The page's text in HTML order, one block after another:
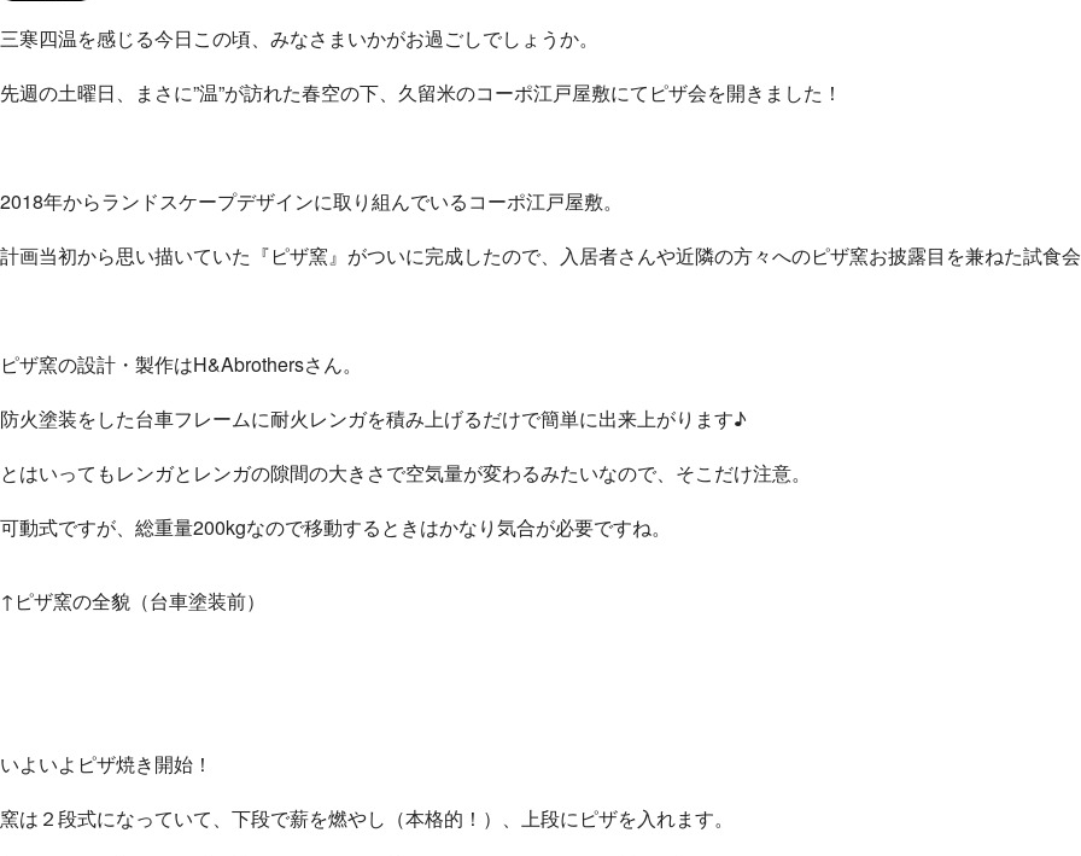
三寒四温を感じる今日この頃、みなさまいかがお過ごしでしょうか。
先週の土曜日、まさに”温”が訪れた春空の下、久留米のコーポ江戸屋敷にてピザ会を開きました！
2018年からランドスケープデザインに取り組んでいるコーポ江戸屋敷。
計画当初から思い描いていた 『ピザ窯』がついに完成したので、入居者さんや近隣の方々へのピザ窯お披露目を兼ねた試食
ピザ窯の設計・製作はH&Abrothersさん。
防火塗装をした台車フレームに耐火レンガを積み上げるだけで簡単に出来上がります♪
とはいってもレンガとレンガの隙間の大きさで空気量が変わるみたいなので、そこだけ注意。
可動式ですが、総重量200kgなので移動するときはかなり気合が必要ですね。
↑ピザ窯の全貌（台車塗装前）
いよいよピザ焼き開始！
窯は２段式になっていて、下段で薪を燃やし（本格的！）、上段にピザを入れます。